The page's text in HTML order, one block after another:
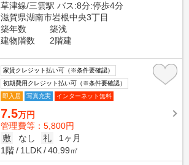
草津線/三雲駅 バス:8分:停歩4分
滋賀県湖南市岩根中央3丁目
築年数
築浅
建物階数
2階建
家賃クレジット払い可（※条件要確認）
初期費用クレジット払い可（※条件要確認）
即入居
写真充実 インターネット無料
7.5万円
管理費等：5,800円
敷
なし 礼
1ヶ月
1階
1LDK 40.99㎡